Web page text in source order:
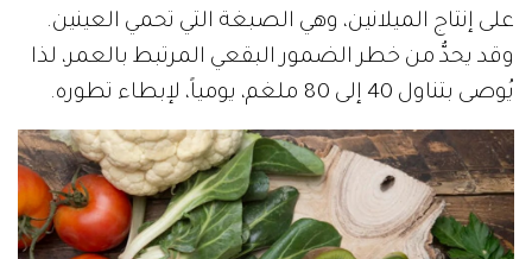
على إنتاج الميلانين، وهي الصبغة التي تحمي العينين.
وقد يحدُّ من خطر الضمور البقعي المرتبط بالعمر، لذا
يُوصى بتناول 40 إلى 80 ملغم، يومياً، لإبطاء تطوره.